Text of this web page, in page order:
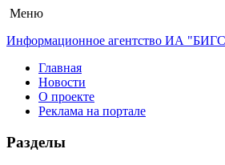
Меню
Информационное агентство ИА
Главная
Новости
О проекте
Реклама на портале
Разделы